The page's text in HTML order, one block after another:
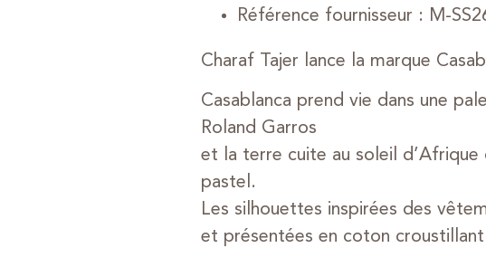
Référence fournisseur : M-
Charaf Tajer lance la marque
Casablanca prend vie dans une
Roland Garros
et la terre cuite au soleil
pastel.
Les silhouettes inspirées des
et présentées en coton